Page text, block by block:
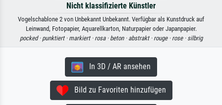
Nicht klassifizierte Künstler
Vogelschablone 2 von Unbekannt Unbekannt. Verfügbar als Kunstdruck auf
Leinwand, Fotopapier, Aquarellkarton, Naturpapier oder Japanpapier.
pocked · punktiert · markiert · rosa · beton · abstrakt · rouge · rose · silbrig
In 3D / AR ansehen
Bild zu Favoriten hinzufügen